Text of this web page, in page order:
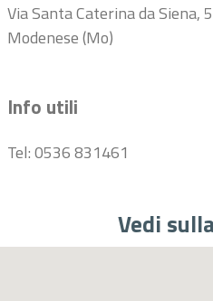
Via Santa Caterina da Siena,
Modenese (Mo)
Info utili
Tel: 0536 831461
Vedi